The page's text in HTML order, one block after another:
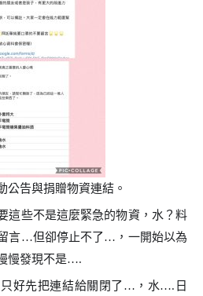
公告與捐贈物資連結。
這些不是這麼緊急的物資，水？料
言…但卻停止不了…，一開始以為
慢發現不是….
好先把連結給關閉了…，水….日